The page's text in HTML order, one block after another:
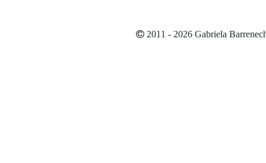
2011 - 2026 Gabriela